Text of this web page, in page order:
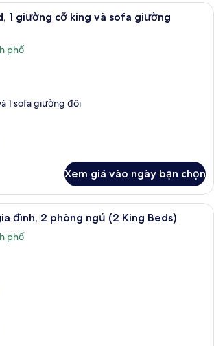
Phòng Suite Grand, 1 giường cỡ
1 giường cỡ king và sofa giường
phố
1 sofa giường đôi
Xem giá vào ngày bạn chọn
đình, 2 phòng ngủ (2 King Beds)
phố